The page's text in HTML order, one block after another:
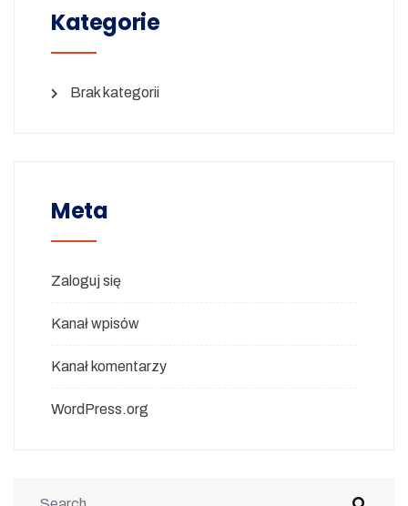
Kategorie
Brak kategorii
Meta
Zaloguj się
Kanał wpisów
Kanał komentarzy
WordPress.org